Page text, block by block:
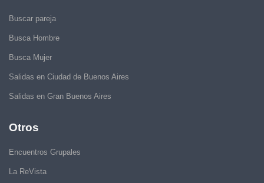
Buscar pareja
Busca Hombre
Busca Mujer
Salidas en Ciudad de Buenos Aires
Salidas en Gran Buenos Aires
Otros
Encuentros Grupales
La ReVista